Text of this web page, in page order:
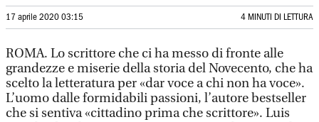
17 aprile 2020 03:15 4 MINUTI DI LETTURA
ROMA. Lo scrittore che ci ha messo di fronte alle
grandezze e miserie della storia del Novecento, che ha
scelto la letteratura per «dar voce a chi non ha voce».
L’uomo dalle formidabili passioni, l’autore bestseller
che si sentiva «cittadino prima che scrittore». Luis